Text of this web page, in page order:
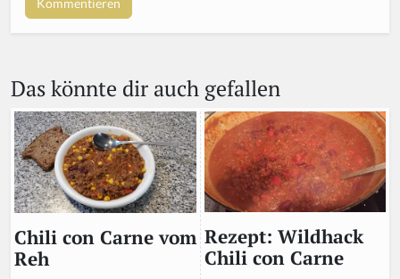
h
u
m
a
n,
ig
n
o
r
t
Das könnte dir auch gefallen
Chili con Carne vom
Reh
Rezept: Wildhack
Chili con Carne